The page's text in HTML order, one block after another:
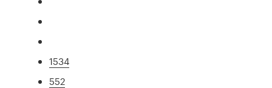
1534
552